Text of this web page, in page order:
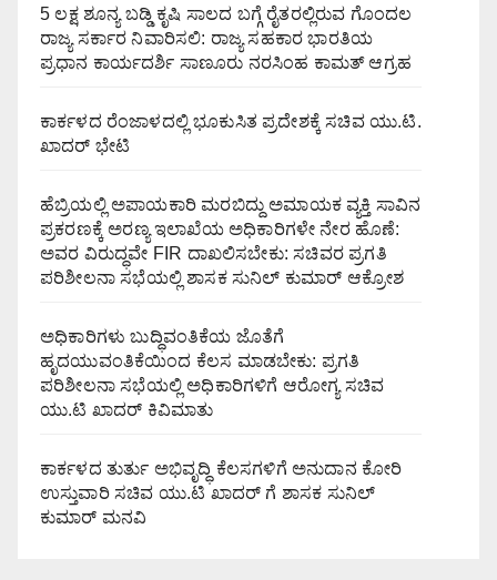
5 ಲಕ್ಷ ಶೂನ್ಯ ಬಡ್ಡಿ ಕೃಷಿ ಸಾಲದ ಬಗ್ಗೆ ರೈತರಲ್ಲಿರುವ ಗೊಂದಲ
ರಾಜ್ಯ ಸರ್ಕಾರ ನಿವಾರಿಸಲಿ: ರಾಜ್ಯ ಸಹಕಾರ ಭಾರತಿಯ
ಪ್ರಧಾನ ಕಾರ್ಯದರ್ಶಿ ಸಾಣೂರು ನರಸಿಂಹ ಕಾಮತ್ ಆಗ್ರಹ
ಕಾರ್ಕಳದ ರೆಂಜಾಳದಲ್ಲಿ ಭೂಕುಸಿತ ಪ್ರದೇಶಕ್ಕೆ ಸಚಿವ ಯು.ಟಿ.
ಖಾದರ್ ಭೇಟಿ
ಹೆಬ್ರಿಯಲ್ಲಿ ಅಪಾಯಕಾರಿ ಮರಬಿದ್ದು ಅಮಾಯಕ ವ್ಯಕ್ತಿ ಸಾವಿನ
ಪ್ರಕರಣಕ್ಕೆ ಅರಣ್ಯ ಇಲಾಖೆಯ ಅಧಿಕಾರಿಗಳೇ ನೇರ ಹೊಣೆ:
ಅವರ ವಿರುದ್ಧವೇ FIR ದಾಖಲಿಸಬೇಕು: ಸಚಿವರ ಪ್ರಗತಿ
ಪರಿಶೀಲನಾ ಸಭೆಯಲ್ಲಿ ಶಾಸಕ ಸುನಿಲ್ ಕುಮಾರ್ ಆಕ್ರೋಶ
ಅಧಿಕಾರಿಗಳು ಬುದ್ಧಿವಂತಿಕೆಯ ಜೊತೆಗೆ
ಹೃದಯುವಂತಿಕೆಯಿಂದ ಕೆಲಸ ಮಾಡಬೇಕು: ಪ್ರಗತಿ
ಪರಿಶೀಲನಾ ಸಭೆಯಲ್ಲಿ ಅಧಿಕಾರಿಗಳಿಗೆ ಆರೋಗ್ಯ ಸಚಿವ
ಯು.ಟಿ ಖಾದರ್ ಕಿವಿಮಾತು
ಕಾರ್ಕಳದ ತುರ್ತು ಅಭಿವೃದ್ಧಿ ಕೆಲಸಗಳಿಗೆ ಅನುದಾನ ಕೋರಿ
ಉಸ್ತುವಾರಿ ಸಚಿವ ಯು.ಟಿ ಖಾದರ್ ಗೆ ಶಾಸಕ ಸುನಿಲ್‌
ಕುಮಾರ್‌ ಮನವಿ